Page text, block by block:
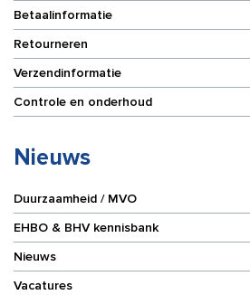
Betaalinformatie
Retourneren
Verzendinformatie
Controle en onderhoud
Nieuws
Duurzaamheid / MVO
EHBO & BHV kennisbank
Nieuws
Vacatures